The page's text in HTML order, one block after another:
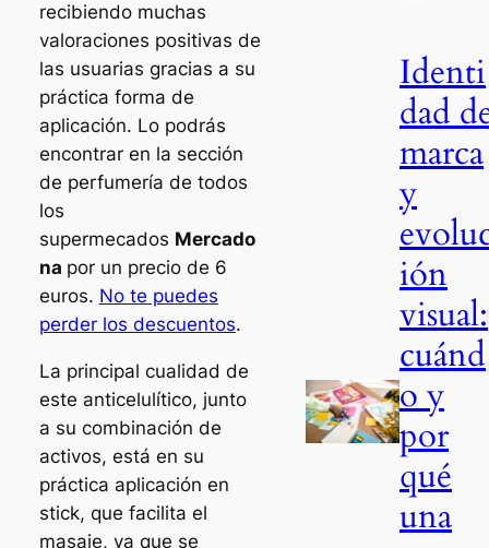
recibiendo muchas
valoraciones positivas de
las usuarias gracias a su
práctica forma de
aplicación. Lo podrás
encontrar en la sección
de perfumería de todos
los
supermecados Mercado
na por un precio de 6
euros. No te puedes
perder los descuentos.
La principal cualidad de
este anticelulítico, junto
a su combinación de
activos, está en su
práctica aplicación en
stick, que facilita el
masaje, ya que se
Identi
dad
marca
y
ión
visual:
cuánd
o y
por
qué
una